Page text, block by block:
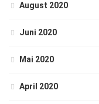
August 2020
Juni 2020
Mai 2020
April 2020